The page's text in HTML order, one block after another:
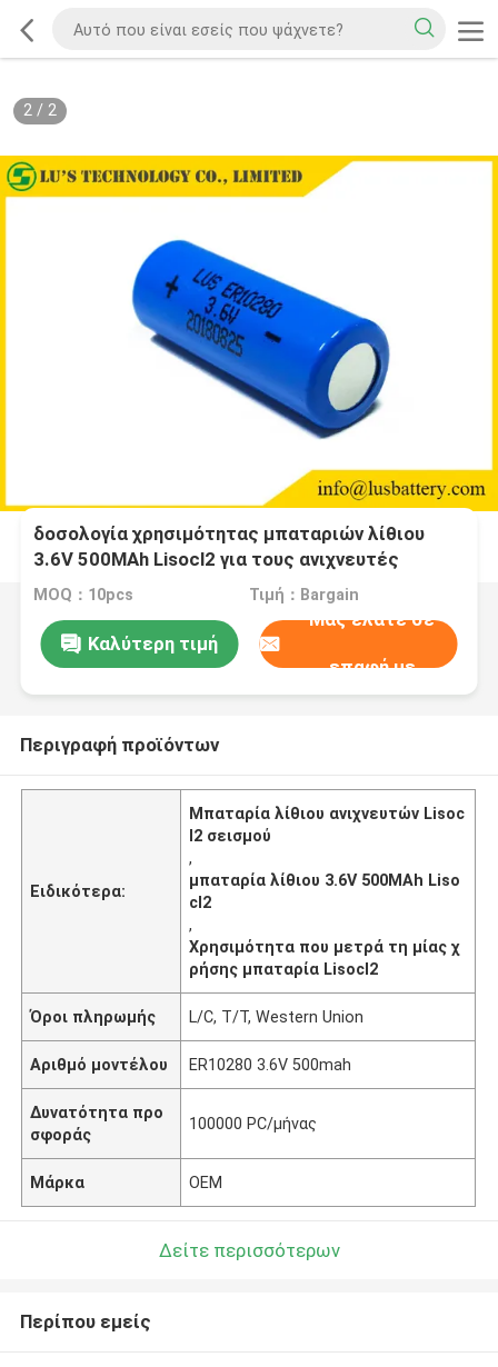
2/ 2
δοσολογία χρησιμότητας μπαταριών λίθιου
3.6V 500MAh Lisocl2 για τους ανιχνευτές
σεισμού
MOQ：10pcs Τιμή：Bargain
Καλύτερη τιμή
Μας ελάτε σε
επαφή με
Περιγραφή προϊόντων
Ειδικότερα:
Μπαταρία λίθιου ανιχνευτών Lisoc
l2 σεισμού
,
μπαταρία λίθιου 3.6V 500MAh Liso
cl2
,
Χρησιμότητα που μετρά τη μίας χ
ρήσης μπαταρία Lisocl2
Όροι πληρωμής L/C, T/T, Western Union
Αριθμό μοντέλου ER10280 3.6V 500mah
Δυνατότητα προ
σφοράς
100000 PC/μήνας
Μάρκα OEM
Δείτε περισσότερων
Περίπου εμείς